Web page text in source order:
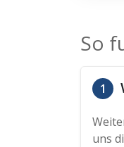
So
1
uns